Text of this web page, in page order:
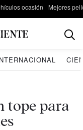
ocasión Mejores
tope para